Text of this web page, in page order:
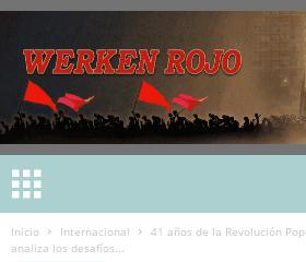
Inicio Internacional
41 años de la Revolución
analiza los desafíos...